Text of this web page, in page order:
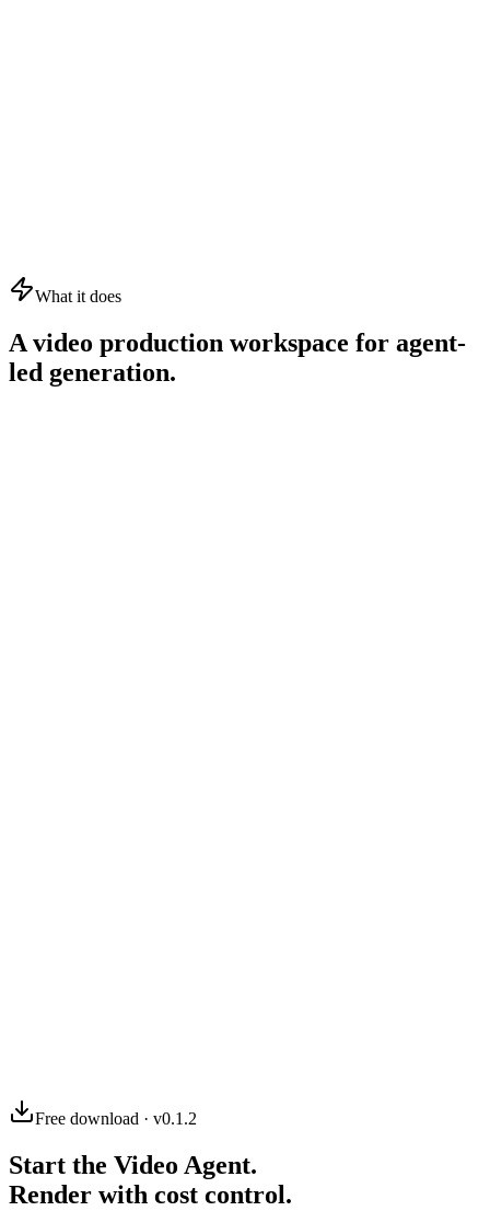
What it does
A video production workspace for agent-
led generation.
Free download · v0.1.2
Start the Video Agent.
Render with cost control.